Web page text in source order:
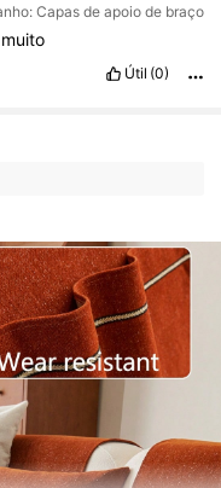
Capas de apoio de braço
muito
Útil (0)